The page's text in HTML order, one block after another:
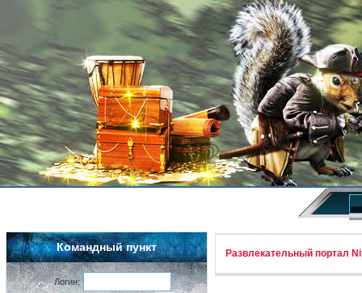
Командный пункт
Логин:
Развлекательный портал